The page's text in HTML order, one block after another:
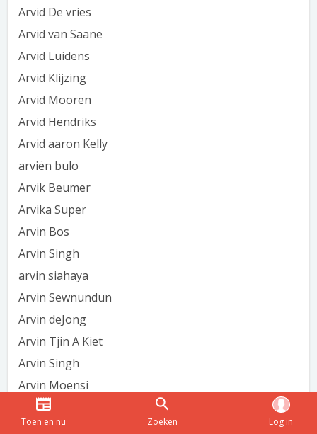
Arvid De vries
Arvid van Saane
Arvid Luidens
Arvid Klijzing
Arvid Mooren
Arvid Hendriks
Arvid aaron Kelly
arviën bulo
Arvik Beumer
Arvika Super
Arvin Bos
Arvin Singh
arvin siahaya
Arvin Sewnundun
Arvin deJong
Arvin Tjin A Kiet
Arvin Singh
Arvin Moensi
Arvin Mathoera
Arvin Bronder
Toen en nu Zoeken Log in